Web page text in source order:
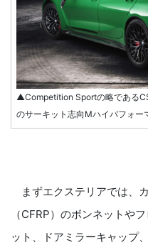
▲Competition Sportの略である
のサーキット志向Mハイパフォー
まずエクステリアでは、
（CFRP）のボンネットや
ット、ドアミラーキャップ